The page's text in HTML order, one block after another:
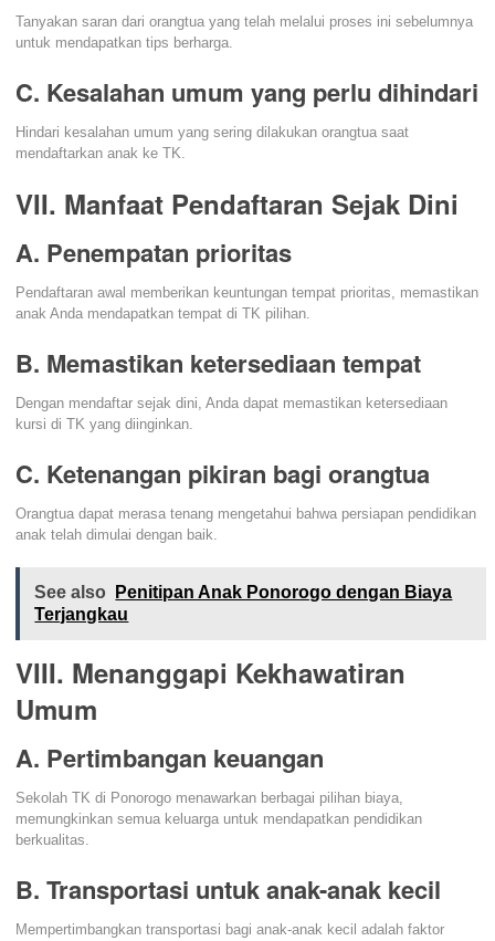
Tanyakan saran dari orangtua yang telah melalui proses ini sebelumnya
untuk mendapatkan tips berharga.
C. Kesalahan umum yang perlu dihindari
Hindari kesalahan umum yang sering dilakukan orangtua saat
mendaftarkan anak ke TK.
VII. Manfaat Pendaftaran Sejak Dini
A. Penempatan prioritas
Pendaftaran awal memberikan keuntungan tempat prioritas, memastikan
anak Anda mendapatkan tempat di TK pilihan.
B. Memastikan ketersediaan tempat
Dengan mendaftar sejak dini, Anda dapat memastikan ketersediaan
kursi di TK yang diinginkan.
C. Ketenangan pikiran bagi orangtua
Orangtua dapat merasa tenang mengetahui bahwa persiapan pendidikan
anak telah dimulai dengan baik.
See also
Penitipan Anak Ponorogo dengan Biaya
Terjangkau
VIII. Menanggapi Kekhawatiran
Umum
A. Pertimbangan keuangan
Sekolah TK di Ponorogo menawarkan berbagai pilihan biaya,
memungkinkan semua keluarga untuk mendapatkan pendidikan
berkualitas.
B. Transportasi untuk anak-anak kecil
Mempertimbangkan transportasi bagi anak-anak kecil adalah faktor